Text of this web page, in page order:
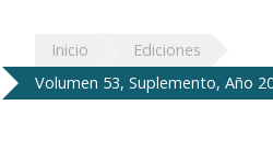
Inicio
Ediciones
Volumen 53, Suplemento, Año